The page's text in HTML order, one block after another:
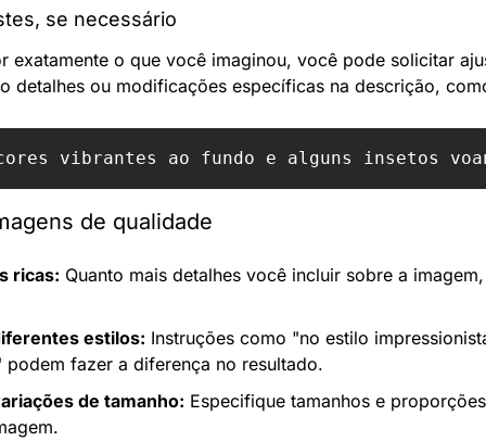
se necessário
exatamente o que você imaginou, você pode solicitar
detalhes ou modificações específicas na descrição,
de qualidade
ricas: Quanto mais detalhes você incluir sobre a
estilos: Instruções como "no estilo
podem fazer a diferença no resultado.
de tamanho: Especifique tamanhos e